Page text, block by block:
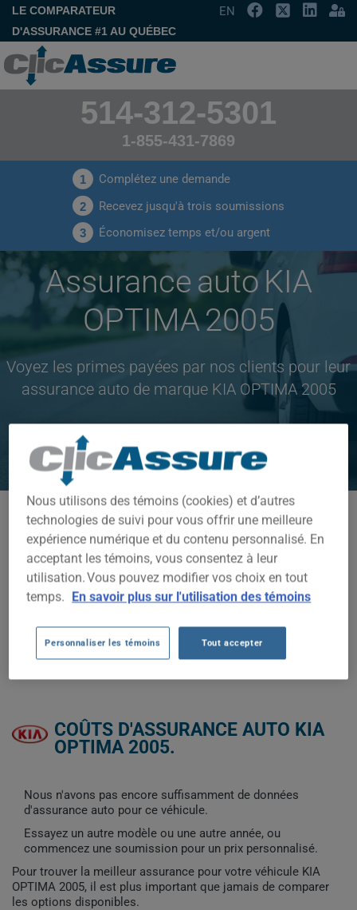
LE COMPARATEUR
D'ASSURANCE #1 AU QUÉBEC
EN
514-312-5301
1-855-431-7869
1 Complétez une demande
2 Recevez jusqu'à trois soumissions
3 Économisez temps et/ou argent
Assurance auto KIA
OPTIMA 2005
Voyez les primes payées par nos clients pour leur
assurance auto de marque KIA OPTIMA 2005
CLIQUEZ ICI POUR ÉCONOMISER SUR VOTRE
ASSURANCE AUTO
Modèles disponibles
OPTIMA
Année
2005
COÛTS D'ASSURANCE AUTO KIA
OPTIMA 2005.
Nous n'avons pas encore suffisamment de données
d'assurance auto pour ce véhicule.
Essayez un autre modèle ou une autre année, ou
commencez une soumission pour un prix personnalisé.
Pour trouver la meilleur assurance pour votre véhicule KIA
OPTIMA 2005, il est plus important que jamais de comparer
les options disponibles.
Nous utilisons des témoins (cookies) et d’autres
technologies de suivi pour vous offrir une meilleure
expérience numérique et du contenu personnalisé. En
acceptant les témoins, vous consentez à leur
utilisation. Vous pouvez modifier vos choix en tout
temps. En savoir plus sur l'utilisation des témoins
Personnaliser les témoins Tout accepter